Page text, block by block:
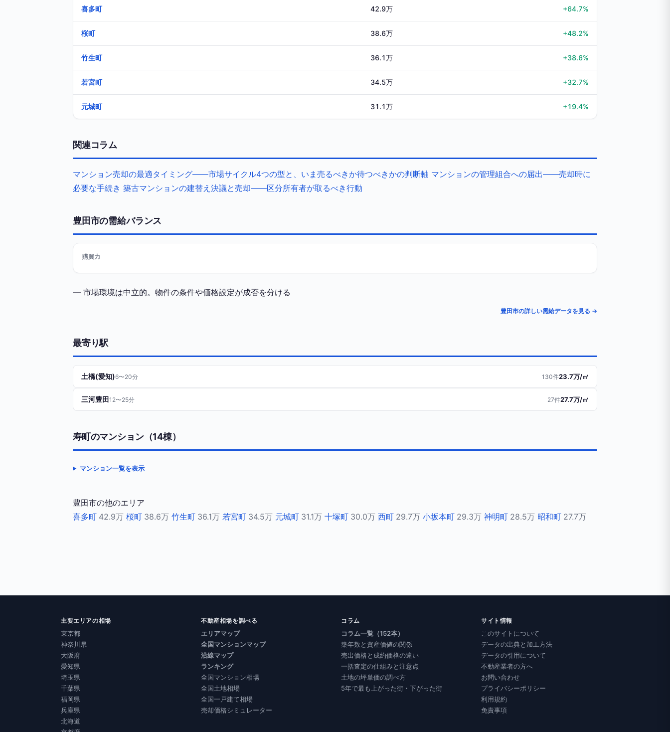
喜多町 42.9万 +64.7%
桜町 38.6万 +48.2%
竹生町 36.1万 +38.6%
若宮町 34.5万 +32.7%
元城町 31.1万 +19.4%
関連コラム
マンション売却の最適タイミング——市場サイクル4つの型と、いま売るべきか待つべきかの判断軸 マンションの管理組合への届出——売却時に
必要な手続き 築古マンションの建替え決議と売却——区分所有者が取るべき行動
豊田市の需給バランス
購買力
— 市場環境は中立的。物件の条件や価格設定が成否を分ける
豊田市の詳しい需給データを見る →
最寄り駅
土橋(愛知)6〜20分 130件23.7万/㎡
三河豊田12〜25分 27件27.7万/㎡
寿町のマンション（14棟）
マンション一覧を表示
豊田市の他のエリア
喜多町 42.9万 桜町 38.6万 竹生町 36.1万 若宮町 34.5万 元城町 31.1万 十塚町 30.0万 西町 29.7万 小坂本町 29.3万 神明町 28.5万 昭和町 27.7万
主要エリアの相場
東京都
神奈川県
大阪府
愛知県
埼玉県
千葉県
福岡県
兵庫県
北海道
不動産相場を調べる
エリアマップ
全国マンションマップ
沿線マップ
ランキング
全国マンション相場
全国土地相場
全国一戸建て相場
売却価格シミュレーター
コラム
コラム一覧（152本）
築年数と資産価値の関係
売出価格と成約価格の違い
一括査定の仕組みと注意点
土地の坪単価の調べ方
5年で最も上がった街・下がった街
サイト情報
このサイトについて
データの出典と加工方法
データの引用について
不動産業者の方へ
お問い合わせ
プライバシーポリシー
利用規約
免責事項